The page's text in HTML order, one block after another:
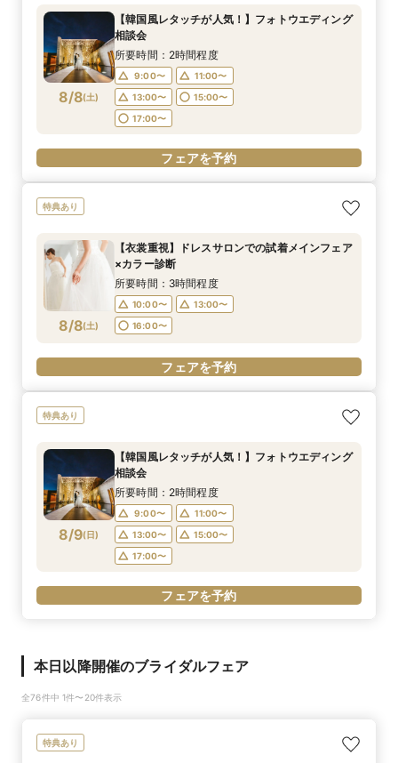
8/8(土)
【韓国風レタッチが人気！】フォトウエディング
相談会
所要時間：2時間程度
9:00〜
11:00〜
13:00〜
15:00〜
17:00〜
フェアを予約
特典あり
8/8(土)
【衣裳重視】ドレスサロンでの試着メインフェア
×カラー診断
所要時間：3時間程度
10:00〜
13:00〜
16:00〜
フェアを予約
特典あり
8/9(日)
【韓国風レタッチが人気！】フォトウエディング
相談会
所要時間：2時間程度
9:00〜
11:00〜
13:00〜
15:00〜
17:00〜
フェアを予約
本日以降開催のブライダルフェア
全76件中 1件〜20件表示
特典あり